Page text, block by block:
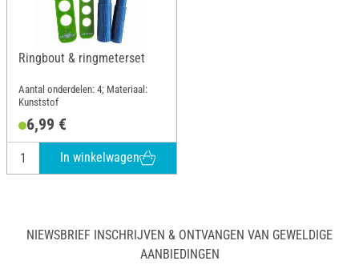
Ringbout & ringmeterset
Aantal onderdelen: 4; Materiaal:
Kunststof
6,99 €
In winkelwagen
NIEWSBRIEF INSCHRIJVEN & ONTVANGEN VAN GEWELDIGE
AANBIEDINGEN